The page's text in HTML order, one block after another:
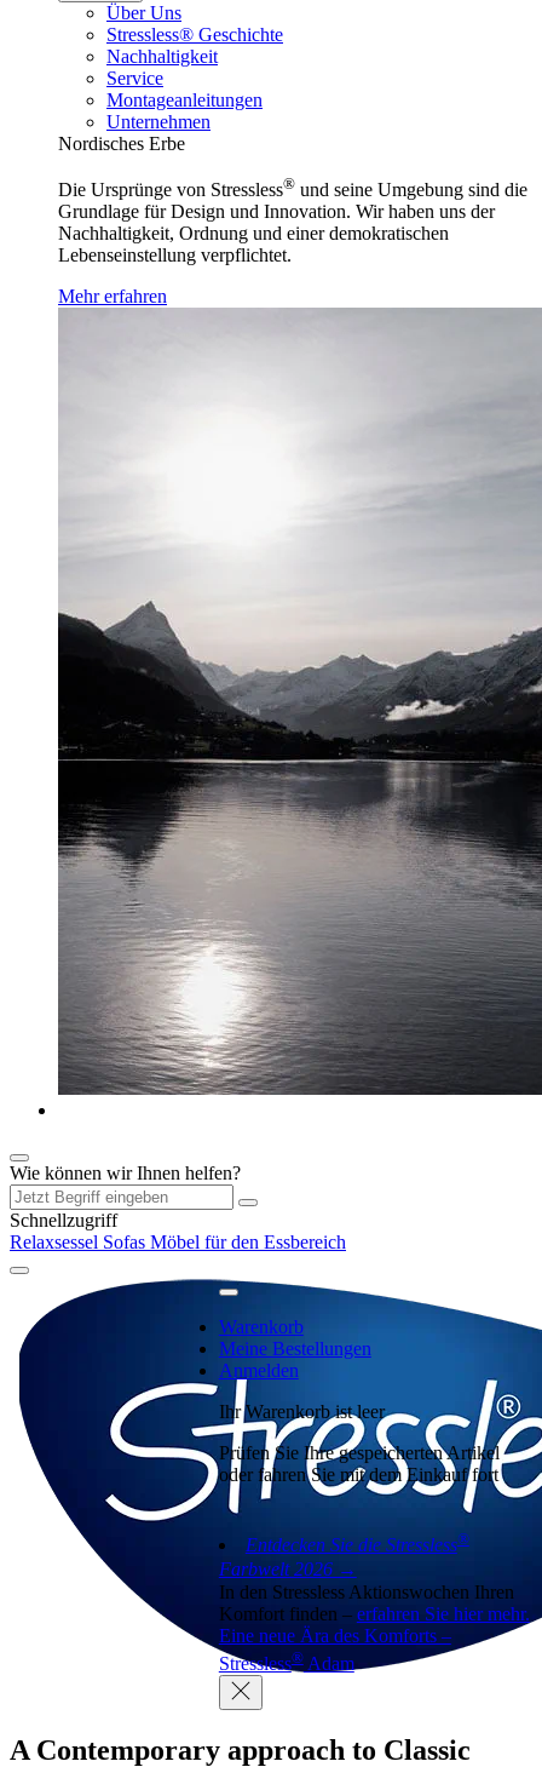
Über Uns
Stressless® Geschichte
Nachhaltigkeit
Service
Montageanleitungen
Unternehmen
Nordisches Erbe
Die Ursprünge von Stressless® und seine Umgebung sind die
Grundlage für Design und Innovation. Wir haben uns der
Nachhaltigkeit, Ordnung und einer demokratischen
Lebenseinstellung verpflichtet.
Mehr erfahren
Wie können wir Ihnen helfen?
Schnellzugriff
Relaxsessel Sofas Möbel für den Essbereich
Warenkorb
Meine Bestellungen
Anmelden
Ihr Warenkorb ist leer
Prüfen Sie Ihre gespeicherten Artikel
oder fahren Sie mit dem Einkauf fort
Entdecken Sie die Stressless®
Farbwelt 2026 →
In den Stressless Aktionswochen Ihren
Komfort finden – erfahren Sie hier mehr.
Eine neue Ära des Komforts –
Stressless®Adam
A Contemporary approach to Classic